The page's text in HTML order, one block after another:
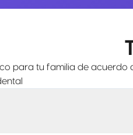
para tu familia de